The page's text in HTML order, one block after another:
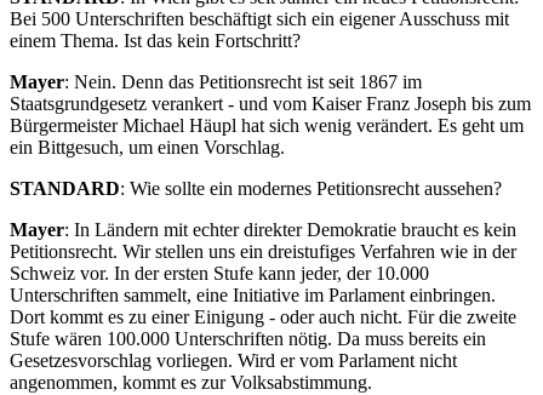
Bei 500 Unterschriften beschäftigt sich ein eigener Ausschuss mit
einem Thema. Ist das kein Fortschritt?
Mayer: Nein. Denn das Petitionsrecht ist seit 1867 im
Staatsgrundgesetz verankert - und vom Kaiser Franz Joseph bis zum
Bürgermeister Michael Häupl hat sich wenig verändert. Es geht um
ein Bittgesuch, um einen Vorschlag.
STANDARD: Wie sollte ein modernes Petitionsrecht aussehen?
Mayer: In Ländern mit echter direkter Demokratie braucht es kein
Petitionsrecht. Wir stellen uns ein dreistufiges Verfahren wie in der
Schweiz vor. In der ersten Stufe kann jeder, der 10.000
Unterschriften sammelt, eine Initiative im Parlament einbringen.
Dort kommt es zu einer Einigung - oder auch nicht. Für die zweite
Stufe wären 100.000 Unterschriften nötig. Da muss bereits ein
Gesetzesvorschlag vorliegen. Wird er vom Parlament nicht
angenommen, kommt es zur Volksabstimmung.